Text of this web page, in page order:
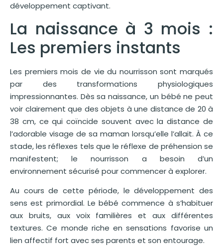
développement captivant.
La naissance à 3 mois :
Les premiers instants
Les premiers mois de vie du nourrisson sont marqués
par des transformations physiologiques
impressionnantes. Dès sa naissance, un bébé ne peut
voir clairement que des objets à une distance de 20 à
38 cm, ce qui coïncide souvent avec la distance de
l’adorable visage de sa maman lorsqu’elle l’allait. À ce
stade, les réflexes tels que le réflexe de préhension se
manifestent; le nourrisson a besoin d’un
environnement sécurisé pour commencer à explorer.
Au cours de cette période, le développement des
sens est primordial. Le bébé commence à s’habituer
aux bruits, aux voix familières et aux différentes
textures. Ce monde riche en sensations favorise un
lien affectif fort avec ses parents et son entourage.